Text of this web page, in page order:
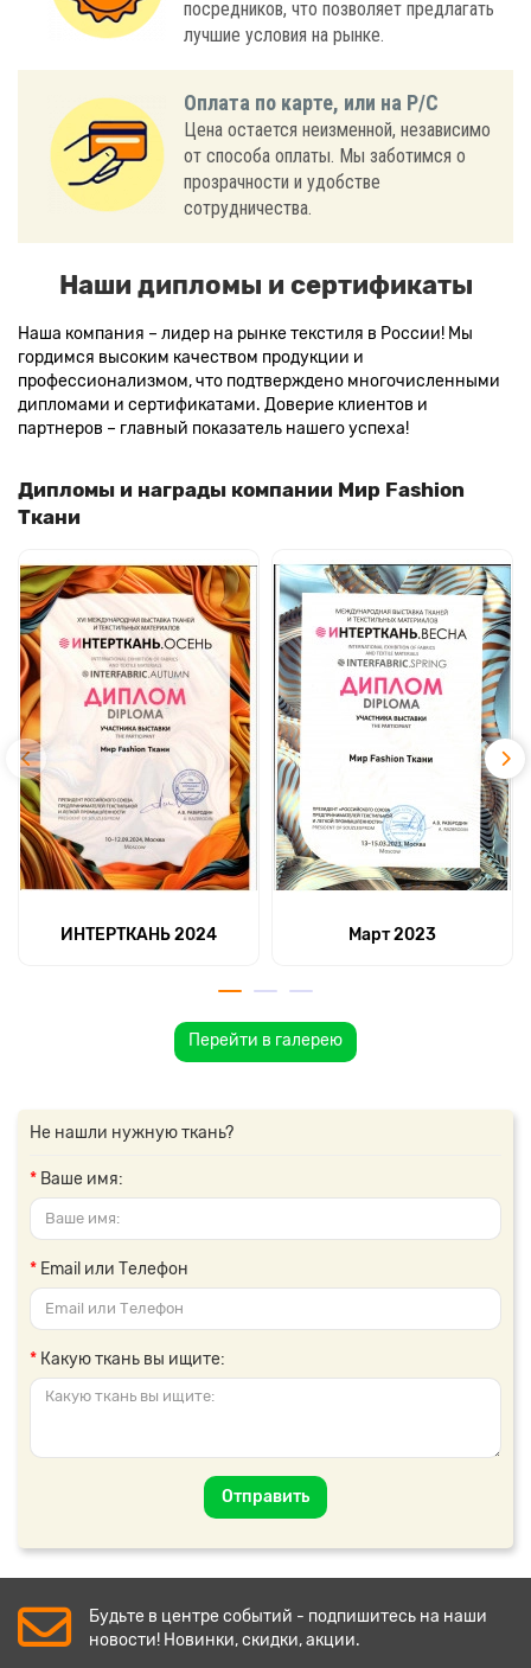
посредников, что позволяет предлагать
лучшие условия на рынке.
Оплата по карте, или на Р/С
Цена остается неизменной, независимо
от способа оплаты. Мы заботимся о
прозрачности и удобстве
сотрудничества.
Наши дипломы и сертификаты
Наша компания – лидер на рынке текстиля в России! Мы
гордимся высоким качеством продукции и
профессионализмом, что подтверждено многочисленными
дипломами и сертификатами. Доверие клиентов и
партнеров – главный показатель нашего успеха!
Дипломы и награды компании Мир Fashion
Ткани
ИНТЕРТКАНЬ 2024 Март 2023
Перейти в галерею
Не нашли нужную ткань?
Ваше имя:
Email или Телефон
Какую ткань вы ищите:
Отправить
Будьте в центре событий - подпишитесь на наши
новости! Новинки, скидки, акции.